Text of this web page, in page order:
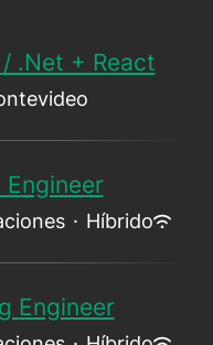
.Net + React
· Híbrido
Engineer